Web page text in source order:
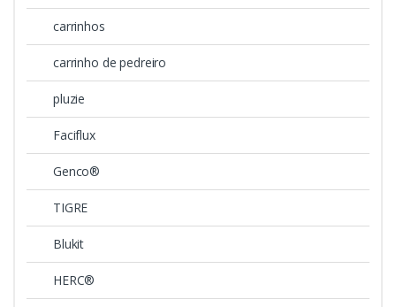
carrinhos
carrinho de pedreiro
pluzie
Faciflux
Genco®
TIGRE
Blukit
HERC®